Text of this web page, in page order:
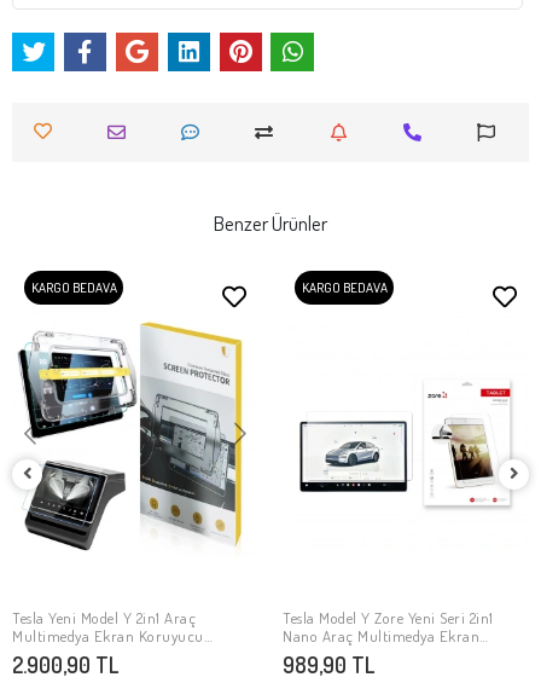
Benzer Ürünler
KARGO BEDAVA
SEPETE EKLE
Tesla Yeni Model Y 2in1 Araç
Multimedya Ekran Koruyucu
Uygulama Aparatlı Zore Premium
Temperli Cam Ekran Koruyucu
2.900,90 TL
KARGO BEDAVA
SEPETE EKLE
Tesla Model Y Zore Yeni Seri 2in1
Nano Araç Multimedya Ekran
Koruyucu
989,90 TL